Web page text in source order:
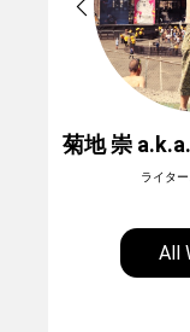
菊地 崇 a.k.a.フ
ライター、編集
All